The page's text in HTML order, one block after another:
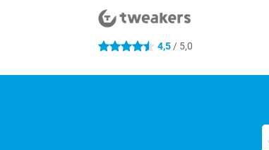
4.5 sterren 4,5/ 5,0